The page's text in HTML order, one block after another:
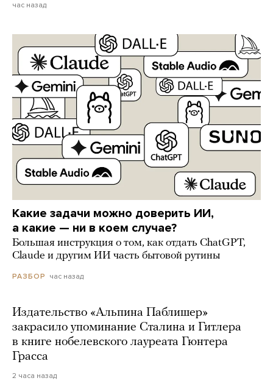
час назад
Какие задачи можно доверить ИИ,
а какие — ни в коем случае?
Большая инструкция о том, как отдать ChatGPT,
Claude и другим ИИ часть бытовой рутины
РАЗБОР час назад
Издательство «Альпина Паблишер»
закрасило упоминание Сталина и Гитлера
в книге нобелевского лауреата Гюнтера
Грасса
2 часа назад